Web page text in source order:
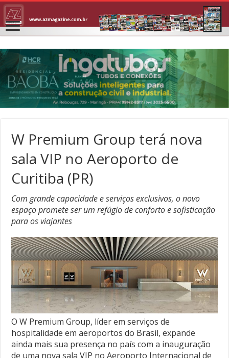
W Premium Group terá nova
sala VIP no Aeroporto de
Curitiba (PR)
Com grande capacidade e serviços exclusivos, o novo
espaço promete ser um refúgio de conforto e sofisticação
para os viajantes
O W Premium Group, líder em serviços de
hospitalidade em aeroportos do Brasil, expande
ainda mais sua presença no país com a inauguração
de uma nova sala VIP no Aeroporto Internacional de